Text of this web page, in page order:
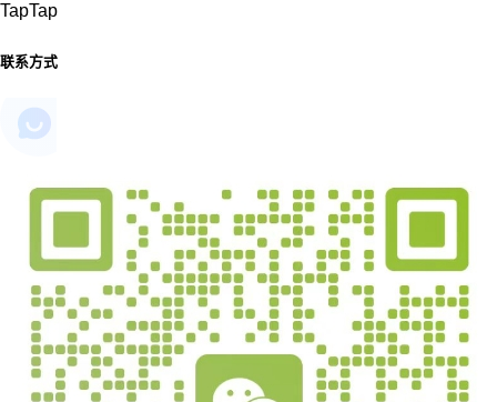
TapTap
联系方式